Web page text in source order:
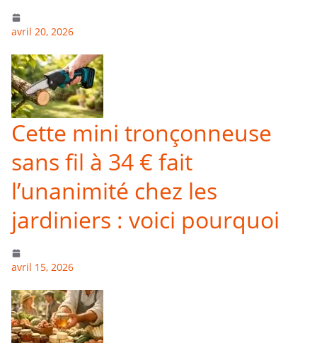
avril 20, 2026
Cette mini tronçonneuse
sans fil à 34 € fait
l’unanimité chez les
jardiniers : voici pourquoi
avril 15, 2026